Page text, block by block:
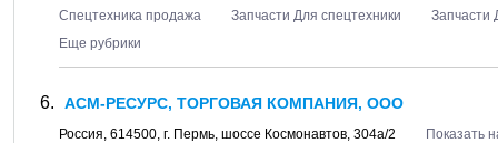
Спецтехника продажа
Запчасти Для спецтехники
Запчасти
Еще рубрики
АСМ-РЕСУРС, ТОРГОВАЯ КОМПАНИЯ, ООО
Россия, 614500, г. Пермь, шоссе Космонавтов, 304а/2
Показать